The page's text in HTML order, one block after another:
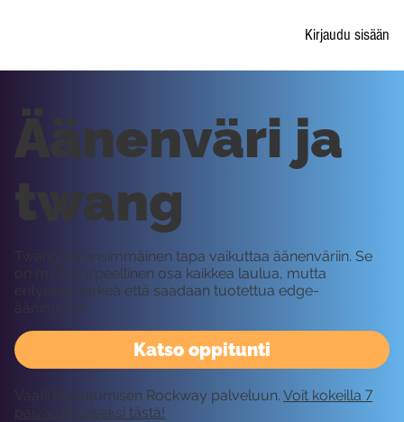
Kirjaudu sisään
Katso oppitunti
Äänenväri ja
twang
Twang on ensimmäinen tapa vaikuttaa äänenväriin. Se
on myös tarpeellinen osa kaikkea laulua, mutta
erityisesti tärkeä että saadaan tuotettua edge-
äänimoodi.
Vaatii kirjautumisen Rockway palveluun. Voit kokeilla 7
päivää ilmaiseksi tästä!